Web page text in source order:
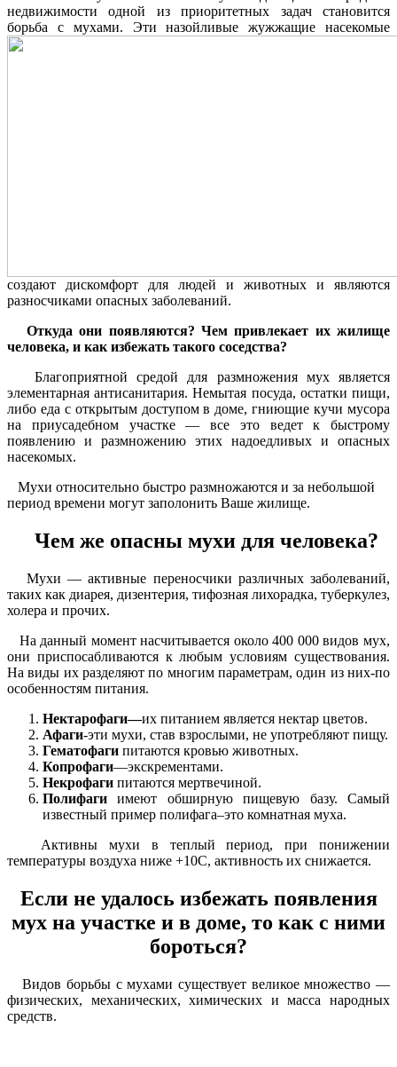
недвижимости одной из приоритетных задач становится
борьба с мухами. Эти назойливые жужжащие насекомые
создают дискомфорт для людей и животных и являются
разносчиками опасных заболеваний.
Откуда они появляются? Чем привлекает их жилище
человека, и как избежать такого соседства?
Благоприятной средой для размножения мух является
элементарная антисанитария. Немытая посуда, остатки пищи,
либо еда с открытым доступом в доме, гниющие кучи мусора
на приусадебном участке — все это ведет к быстрому
появлению и размножению этих надоедливых и опасных
насекомых.
Мухи относительно быстро размножаются и за небольшой
период времени могут заполонить Ваше жилище.
Чем же опасны мухи для человека?
Мухи — активные переносчики различных заболеваний,
таких как диарея, дизентерия, тифозная лихорадка, туберкулез,
холера и прочих.
На данный момент насчитывается около 400 000 видов мух,
они приспосабливаются к любым условиям существования.
На виды их разделяют по многим параметрам, один из них-по
особенностям питания.
Нектарофаги—их питанием является нектар цветов.
Афаги-эти мухи, став взрослыми, не употребляют пищу.
Гематофаги питаются кровью животных.
Копрофаги—экскрементами.
Некрофаги питаются мертвечиной.
Полифаги имеют обширную пищевую базу. Самый
известный пример полифага–это комнатная муха.
Активны мухи в теплый период, при понижении
температуры воздуха ниже +10С, активность их снижается.
Если не удалось избежать появления
мух на участке и в доме, то как с ними
бороться?
Видов борьбы с мухами существует великое множество —
физических, механических, химических и масса народных
средств.